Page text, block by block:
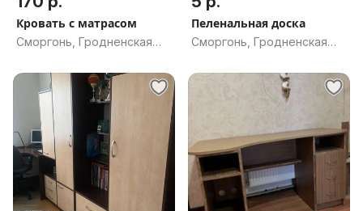
Кровать с матрасом
Сморгонь, Гродненская
Пеленальная доска
Сморгонь, Гродненская